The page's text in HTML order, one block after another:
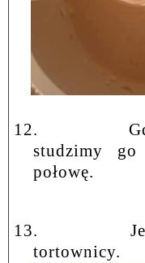
12.
studzimy
połowę.
13.
tortownicy.